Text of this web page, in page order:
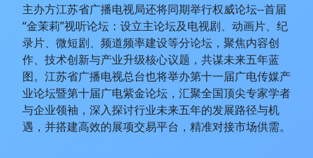
主办方江苏省广播电视局还将同期举行权威论坛--首届
“金茉莉”视听论坛：设立主论坛及电视剧、动画片、纪
录片、微短剧、频道频率建设等分论坛，聚焦内容创
作、技术创新与产业升级核心议题，共谋未来五年蓝
图。江苏省广播电视总台也将举办第十一届广电传媒产
业论坛暨第十届广电紫金论坛，汇聚全国顶尖专家学者
与企业领袖，深入探讨行业未来五年的发展路径与机
遇，并搭建高效的展项交易平台，精准对接市场供需。